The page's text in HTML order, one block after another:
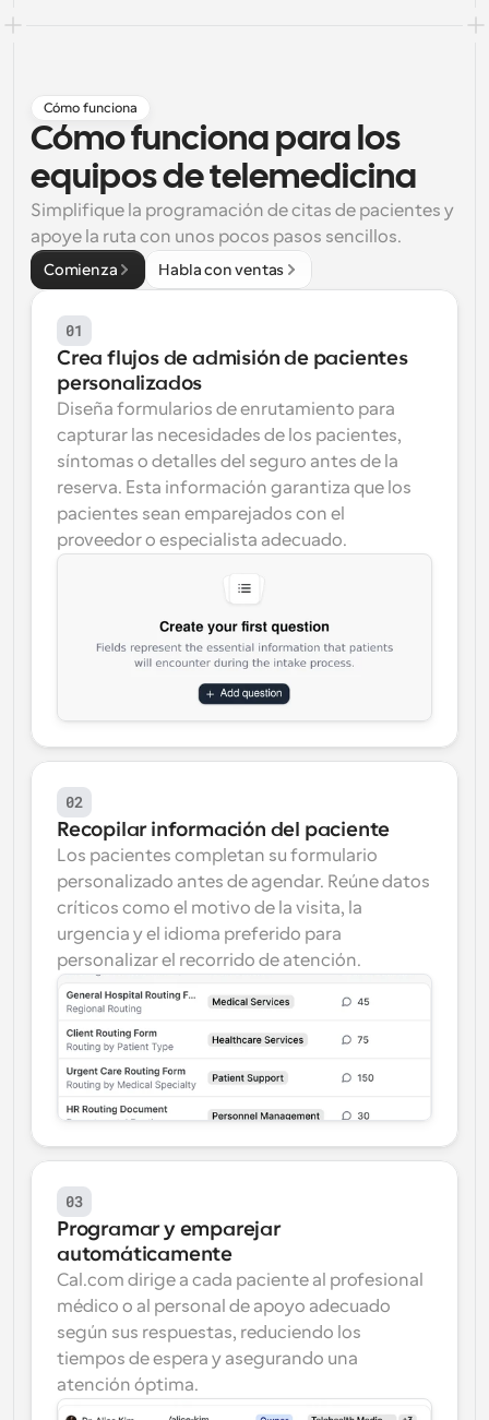
Programación potenciadda con llamadas
impulsadas por IA
Blog
Mantente al día con las últimas noticias y
actualizaciones
Reuniones Instantáneas
Reúnete con clientes en minutos
Enlaces de Grupo Dinámico
Reserva reuniones de forma fluida con varias personas
Webhooks
Recibe notificaciones cuando ocurra algo
Cómo funciona
Cómo funciona para los
equipos de telemedicina
Simplifique la programación de citas de pacientes y
apoye la ruta con unos pocos pasos sencillos.
Comienza Habla con ventas
01
Crea flujos de admisión de pacientes
personalizados
Diseña formularios de enrutamiento para
capturar las necesidades de los pacientes,
síntomas o detalles del seguro antes de la
reserva. Esta información garantiza que los
pacientes sean emparejados con el
proveedor o especialista adecuado.
02
Recopilar información del paciente
Los pacientes completan su formulario
personalizado antes de agendar. Reúne datos
críticos como el motivo de la visita, la
urgencia y el idioma preferido para
personalizar el recorrido de atención.
03
Programar y emparejar
automáticamente
Cal.com dirige a cada paciente al profesional
médico o al personal de apoyo adecuado
según sus respuestas, reduciendo los
tiempos de espera y asegurando una
atención óptima.